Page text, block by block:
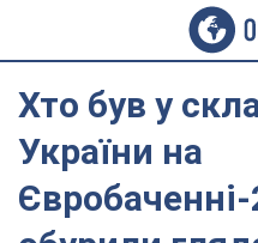
Хто був у
України на